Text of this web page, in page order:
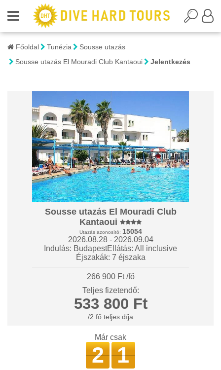
Főoldal Tunézia
Sousse utazás
Sousse utazás El Mouradi Club Kantaoui
Jelentkezés
Már csak
2 1
Sousse utazás El Mouradi Club
Kantaoui
Utazás azonosító: 15054
2026.08.28 - 2026.09.04
Indulás: BudapestEllátás: All inclusive
Éjszakák: 7 éjszaka
266 900 Ft /fő
Teljes fizetendő:
533 800 Ft
/2 fő teljes díja